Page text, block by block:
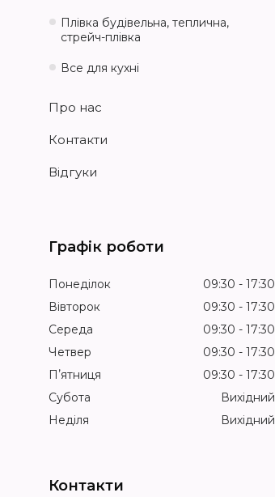
Плівка будівельна, теплична,
стрейч-плівка
Все для кухні
Про нас
Контакти
Відгуки
Графік роботи
Понеділок 09:30
17:30
Вівторок
09:30
17:30
Середа
09:30
17:30
Четвер
09:30
17:30
Пʼятниця
09:30
17:30
Субота
Вихідний
Неділя
Вихідний